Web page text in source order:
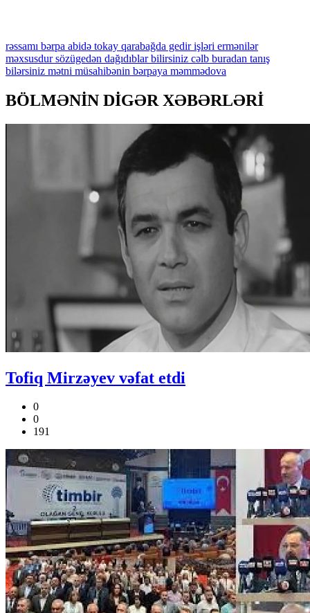
rəssamı bərpa abidə tokay qarabağda gedirişləri ermənilər
məxsusdursözügedən dağıdıblarbilirsiniz cəlb buradan tanış
bilərsiniz mətni müsahibənin bərpaya məmmədova
BÖLMƏNİN DİGƏR XƏBƏRLƏRİ
Tofiq Mirzəyev vəfat etdi
0
0
191